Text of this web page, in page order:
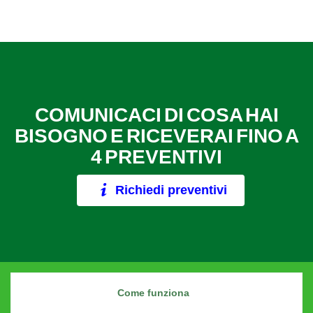
COMUNICACI DI COSA HAI
BISOGNO E RICEVERAI FINO A
4 PREVENTIVI
Richiedi preventivi
Come funziona